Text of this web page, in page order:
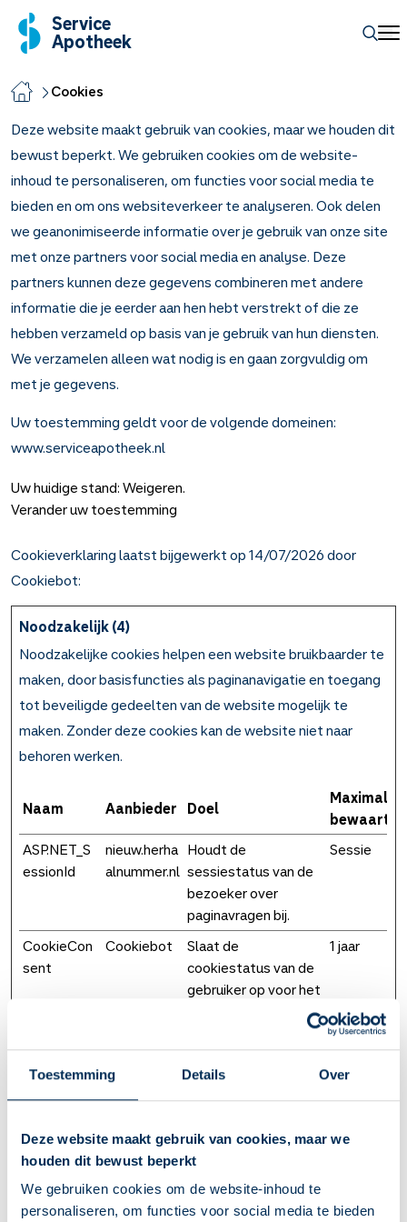
Toestemming Details Over
Deze website maakt gebruik van cookies, maar we
houden dit bewust beperkt
We gebruiken cookies om de website-inhoud te
personaliseren, om functies voor social media te bieden
Service
Apotheek
Cookies
Deze website maakt gebruik van cookies, maar we houden dit
bewust beperkt. We gebruiken cookies om de website-
inhoud te personaliseren, om functies voor social media te
bieden en om ons websiteverkeer te analyseren. Ook delen
we geanonimiseerde informatie over je gebruik van onze site
met onze partners voor social media en analyse. Deze
partners kunnen deze gegevens combineren met andere
informatie die je eerder aan hen hebt verstrekt of die ze
hebben verzameld op basis van je gebruik van hun diensten.
We verzamelen alleen wat nodig is en gaan zorgvuldig om
met je gegevens.
Uw toestemming geldt voor de volgende domeinen:
www.serviceapotheek.nl
Uw huidige stand: Weigeren.
Verander uw toestemming
Cookieverklaring laatst bijgewerkt op 14/07/2026 door
Cookiebot:
Noodzakelijk (4)
Noodzakelijke cookies helpen een website bruikbaarder te
maken, door basisfuncties als paginanavigatie en toegang
tot beveiligde gedeelten van de website mogelijk te
maken. Zonder deze cookies kan de website niet naar
behoren werken.
Naam Aanbieder Doel
Maximale
ASP.NET_S
essionId
nieuw.herha
alnummer.nl
Houdt de
sessiestatus van de
bezoeker over
paginavragen bij.
Sessie
CookieCon
sent
Cookiebot
Slaat de
cookiestatus van de
gebruiker op voor het
1 jaar
ol.nl
over paginabezoeken
bij.
Sessie
SameSite
nieuw.herha
alnummer.nl
Zorgt voor
browsingveiligheid,
door vervalsing van
cross-site verzoeken
Sessie